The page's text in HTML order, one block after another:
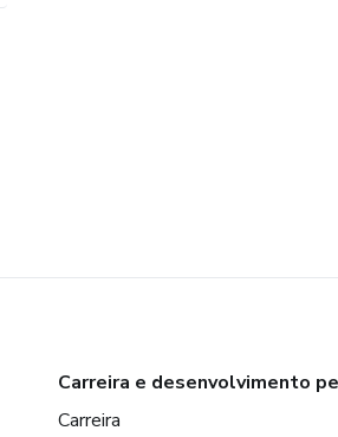
Carreira e desenvolvimento
Carreira